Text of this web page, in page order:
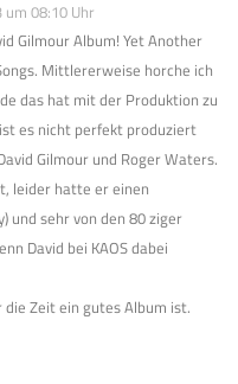
08:10 Uhr
Gilmour Album! Yet Another
Mittlererweise horche ich
das hat mit der Produktion zu
es nicht perfekt produziert
Gilmour und Roger Waters.
leider hatte er einen
und sehr von den 80 ziger
David bei KAOS dabei
die Zeit ein gutes Album ist.